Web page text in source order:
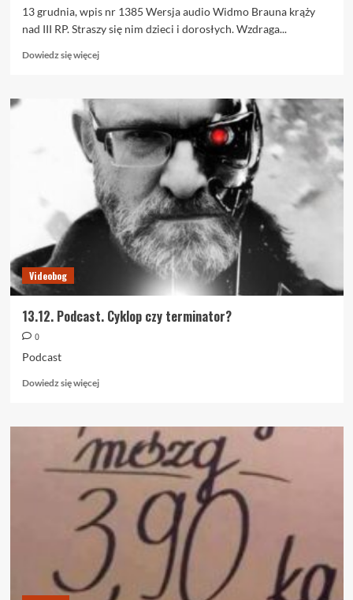
13 grudnia, wpis nr 1385 Wersja audio Widmo Brauna krąży
nad III RP. Straszy się nim dzieci i dorosłych. Wzdraga...
Dowiedz się więcejDowiedz
o
Cyklop
czy
terminator?
Videobog
13.12. Podcast. Cyklop czy terminator?
0
Podcast
Dowiedz się więcejDowiedz
o
13.12.
Podcast.
Cyklop
czy
terminator?